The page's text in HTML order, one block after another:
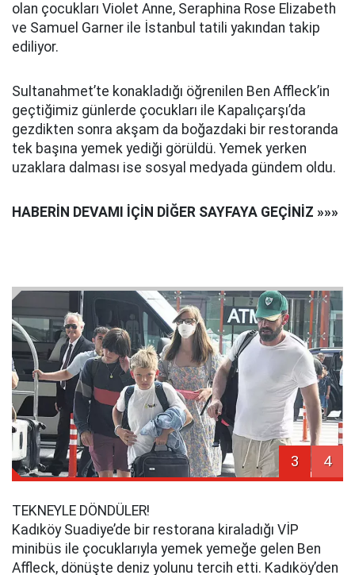
olan çocukları Violet Anne, Seraphina Rose Elizabeth
ve Samuel Garner ile İstanbul tatili yakından takip
ediliyor.
Sultanahmet’te konakladığı öğrenilen Ben Affleck’in
geçtiğimiz günlerde çocukları ile Kapalıçarşı’da
gezdikten sonra akşam da boğazdaki bir restoranda
tek başına yemek yediği görüldü. Yemek yerken
uzaklara dalması ise sosyal medyada gündem oldu.
HABERİN DEVAMI İÇİN DİĞER SAYFAYA GEÇİNİZ »»»
3 4
TEKNEYLE DÖNDÜLER!
Kadıköy Suadiye’de bir restorana kiraladığı VİP
minibüs ile çocuklarıyla yemek yemeğe gelen Ben
Affleck, dönüşte deniz yolunu tercih etti. Kadıköy’den